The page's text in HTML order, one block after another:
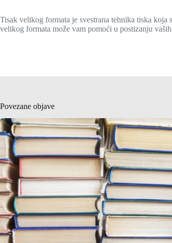
Tisak velikog formata je svestrana tehnika tiska
velikog formata može vam pomoći u postizanju
Povezane objave